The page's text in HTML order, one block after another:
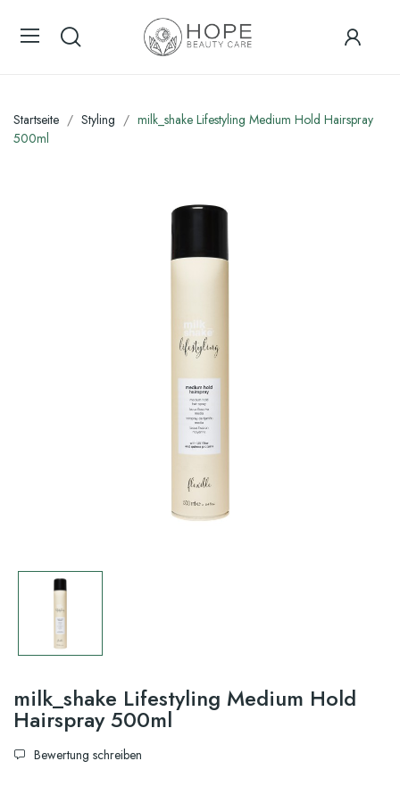
Startseite Styling
milk_shake Lifestyling Medium Hold Hairspray
500ml
milk_shake Lifestyling Medium Hold
Hairspray 500ml
Bewertung schreiben